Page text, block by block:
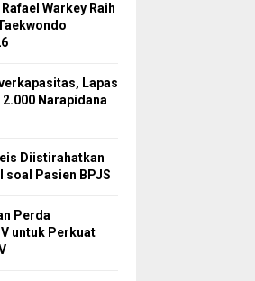
Warkey Raih
Lapas
Narapidana
Diistirahatkan
soal Pasien BPJS
Perda
untuk Perkuat